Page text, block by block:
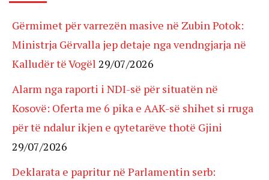
Gërmimet për varrezën masive në Zubin Potok:
Ministrja Gërvalla jep detaje nga vendngjarja në
Kalludër të Vogël 29/07/2026
Alarm nga raporti i NDI-së për situatën në
Kosovë: Oferta me 6 pika e AAK-së shihet si rruga
për të ndalur ikjen e qytetarëve thotë Gjini
29/07/2026
Deklarata e papritur në Parlamentin serb: